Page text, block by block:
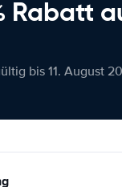
Rabatt
bis 11. August